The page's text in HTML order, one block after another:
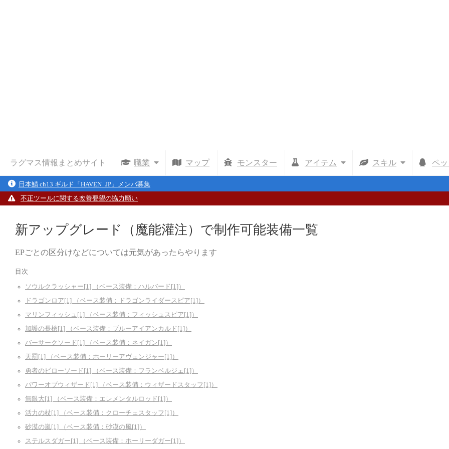
ラグマス情報まとめサイト 職業 マップ モンスター アイテム スキル ペッ
日本鯖 ch13 ギルド「HAVEN_JP」メンバ募集
不正ツールに関する改善要望の協力願い
新アップグレード（魔能灌注）で制作可能装備一覧
EPごとの区分けなどについては元気があったらやります
目次
ソウルクラッシャー[1] （ベース装備：ハルバード[1]）
ドラゴンロア[1] （ベース装備：ドラゴンライダースピア[1]）
マリンフィッシュ[1] （ベース装備：フィッシュスピア[1]）
加護の長槍[1] （ベース装備：ブルーアイアンカルド[1]）
バーサークソード[1] （ベース装備：ネイガン[1]）
天罰[1] （ベース装備：ホーリーアヴェンジャー[1]）
勇者のビローソード[1] （ベース装備：フランベルジェ[1]）
パワーオブウィザード[1] （ベース装備：ウィザードスタッフ[1]）
無限大[1] （ベース装備：エレメンタルロッド[1]）
活力の杖[1] （ベース装備：クローチェスタッフ[1]）
砂漠の嵐[1] （ベース装備：砂漠の風[1]）
ステルスダガー[1] （ベース装備：ホーリーダガー[1]）